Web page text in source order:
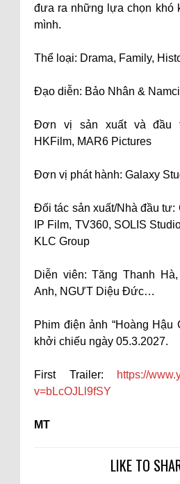
đưa ra những lựa chọn khó
mình.
Thể loại: Drama, Family,
Đạo diễn: Bảo Nhân &
Đơn vị sản xuất và đầu
HKFilm, MAR6 Pictures
Đơn vị phát hành: Galaxy
Đối tác sản xuất/Nhà đầu tư:
IP Film, TV360, SOLIS
KLC Group
Diễn viên: Tăng Thanh
Anh, NGƯT Diệu Đức…
Phim điện ảnh “Hoàng Hậu
khởi chiếu ngày 05.3.2027.
First Trailer:
https://
v=bLcOJLl9fSY
MT
LIKE TO